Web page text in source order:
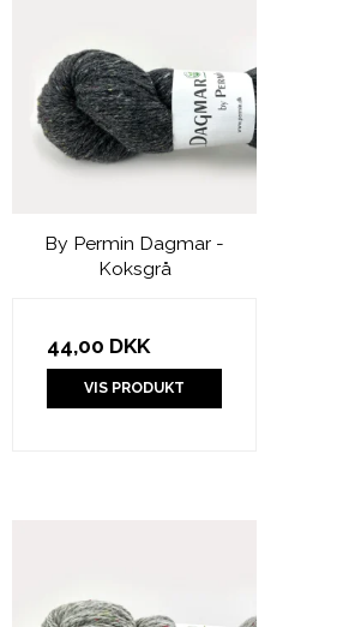
By Permin Dagmar -
Koksgrå
44,00 DKK
VIS PRODUKT